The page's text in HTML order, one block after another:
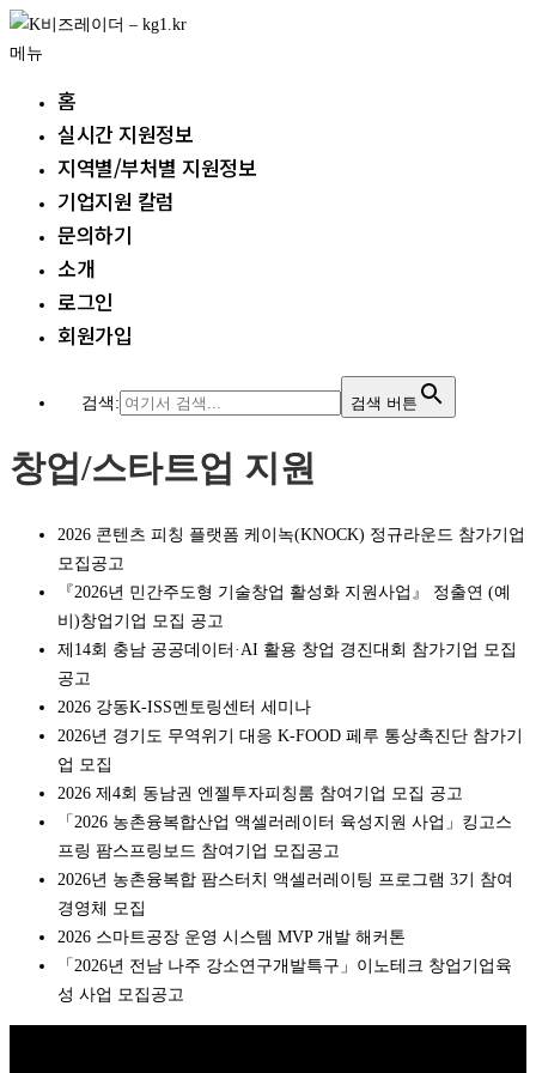
내
용
메뉴
홈
실시간 지원정보
지역별/부처별 지원정보
기업지원 칼럼
문의하기
소개
로그인
회원가입
검색: 검색 버튼
창업/스타트업 지원
2026 콘텐츠 피칭 플랫폼 케이녹(KNOCK) 정규라운드 참가기업
모집공고
『2026년 민간주도형 기술창업 활성화 지원사업』 정출연 (예
비)창업기업 모집 공고
제14회 충남 공공데이터·AI 활용 창업 경진대회 참가기업 모집
공고
2026 강동K-ISS멘토링센터 세미나
2026년 경기도 무역위기 대응 K-FOOD 페루 통상촉진단 참가기
업 모집
2026 제4회 동남권 엔젤투자피칭룸 참여기업 모집 공고
「2026 농촌융복합산업 액셀러레이터 육성지원 사업」킹고스
프링 팜스프링보드 참여기업 모집공고
2026년 농촌융복합 팜스터치 액셀러레이팅 프로그램 3기 참여
경영체 모집
2026 스마트공장 운영 시스템 MVP 개발 해커톤
「2026년 전남 나주 강소연구개발특구」이노테크 창업기업육
성 사업 모집공고